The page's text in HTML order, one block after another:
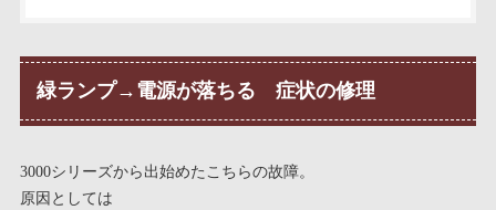
緑ランプ→電源が落ちる 症状の修理
3000シリーズから出始めたこちらの故障。
原因としては